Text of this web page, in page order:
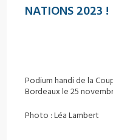
NATIONS 2023 !
Podium handi de la
Bordeaux le 25
Photo : Léa Lambert